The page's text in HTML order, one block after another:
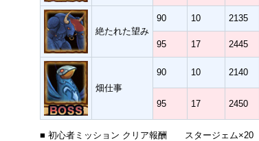
絶たれた望み
90 10 2135
95 17 2445
畑仕事
90 10 2140
95 17 2450
■ 初心者ミッション クリア報酬 スタージェム×20